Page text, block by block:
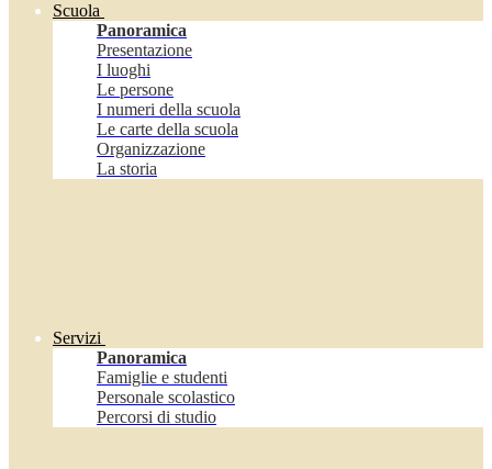
Scuola
Panoramica
Presentazione
I luoghi
Le persone
I numeri della scuola
Le carte della scuola
Organizzazione
La storia
Servizi
Panoramica
Famiglie e studenti
Personale scolastico
Percorsi di studio